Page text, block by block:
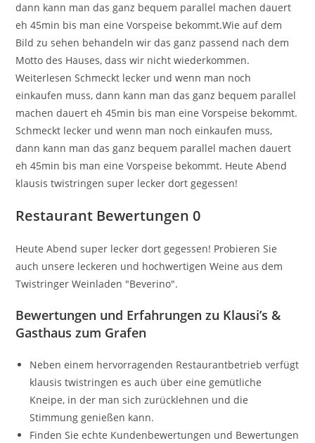
dann kann man das ganz bequem parallel machen dauert
eh 45min bis man eine Vorspeise bekommt.Wie auf dem
Bild zu sehen behandeln wir das ganz passend nach dem
Motto des Hauses, dass wir nicht wiederkommen.
Weiterlesen Schmeckt lecker und wenn man noch
einkaufen muss, dann kann man das ganz bequem parallel
machen dauert eh 45min bis man eine Vorspeise bekommt.
Schmeckt lecker und wenn man noch einkaufen muss,
dann kann man das ganz bequem parallel machen dauert
eh 45min bis man eine Vorspeise bekommt. Heute Abend
klausis twistringen super lecker dort gegessen!
Restaurant Bewertungen 0
Heute Abend super lecker dort gegessen! Probieren Sie
auch unsere leckeren und hochwertigen Weine aus dem
Twistringer Weinladen "Beverino".
Bewertungen und Erfahrungen zu Klausi’s &
Gasthaus zum Grafen
Neben einem hervorragenden Restaurantbetrieb verfügt
klausis twistringen es auch über eine gemütliche
Kneipe, in der man sich zurücklehnen und die
Stimmung genießen kann.
Finden Sie echte Kundenbewertungen und Bewertungen